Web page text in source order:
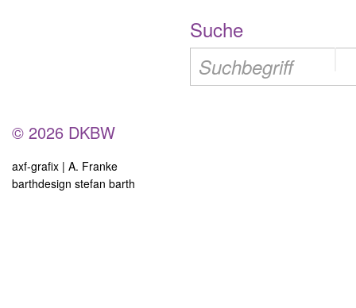
Suche
© 2026 DKBW
axf-grafix | A. Franke
barthdesign stefan barth